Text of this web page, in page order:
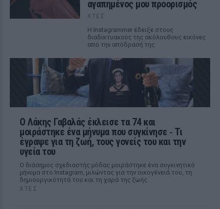
αγαπημένος μου προορισμός
ΧΤΕΣ
Η Instagrammer έδειξε στους
διαδικτυακούς της ακόλουθους εικόνες
από την απόδρασή της
Ο Λάκης Γαβαλάς έκλεισε τα 74 και
μοιράστηκε ένα μήνυμα που συγκίνησε ‑ Τι
έγραψε για τη ζωή, τους γονείς του και την
υγεία του
Ο διάσημος σχεδιαστής μόδας μοιράστηκε ένα συγκινητικό
μήνυμα στο Instagram, μιλώντας για την οικογένειά του, τη
δημιουργικότητά του και τη χαρά της ζωής.
ΧΤΕΣ